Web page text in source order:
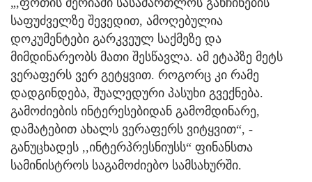
საფუძველზე შევედით, ამოღებულია
დოკუმენტები გარკვეულ საქმეზე და
მიმდინარეობს მათი შესწავლა. ამ ეტაპზე მეტს
ვერაფერს ვერ გეტყვით. როგორც კი რამე
დადგინდება, შუალედური პასუხი გვექნება.
გამოძიების ინტერესებიდან გამომდინარე,
დამატებით ახალს ვერაფერს ვიტყვით“, -
განუცხადეს ,,ინტერპრესნიუსს“ ფინანსთა
სამინისტროს საგამოძიებო სამსახურში.